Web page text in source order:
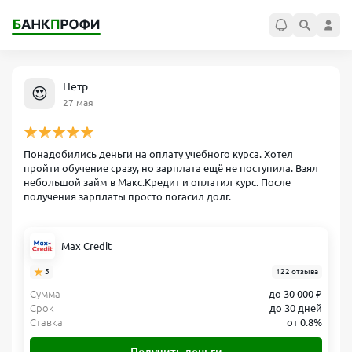
😍 Петр
27 мая
Понадобились деньги на оплату учебного курса. Хотел
пройти обучение сразу, но зарплата ещё не поступила. Взял
небольшой займ в Макс.Кредит и оплатил курс. После
получения зарплаты просто погасил долг.
Max Credit
5 122 отзыва
Сумма
до 30 000 ₽
Срок
до 30 дней
Ставка
от 0.8%